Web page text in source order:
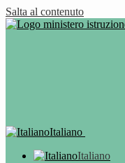
Salta al contenuto
Italiano
Italiano